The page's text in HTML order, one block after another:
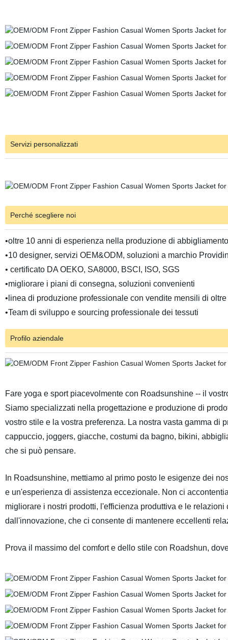
Servizi personalizzati
Perché scegliere noi
•oltre 10 anni di esperienza nella produzione di
•10 designer, servizi OEM&ODM, soluzioni a marchio
• certificato DA OEKO, SA8000, BSCI, ISO, SGS
•migliorare i piani di consegna, soluzioni convenienti
•linea di produzione professionale con vendite mensili di
•Team di sviluppo e sourcing professionale dei tessuti
Profilo aziendale
Fare yoga e sport piacevolmente con Roadsunshine -- il
Siamo specializzati nella progettazione e produzione di
vostro stile e la vostra preferenza. La nostra vasta gamma di
cappuccio, joggers, giacche, costumi da bagno, bikini,
che si può pensare.
In Roadsunshine, mettiamo al primo posto le esigenze dei
e un'esperienza di assistenza eccezionale. Non ci
migliorare i nostri prodotti, l'efficienza produttiva e le
dall'innovazione, che ci consente di mantenere eccellenti
Prova il massimo del comfort e dello stile con Roadshun,